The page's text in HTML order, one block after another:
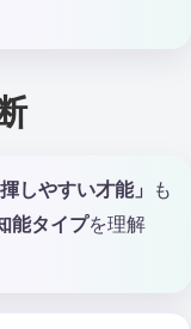
しやすい才能」
も
能タイプを理解